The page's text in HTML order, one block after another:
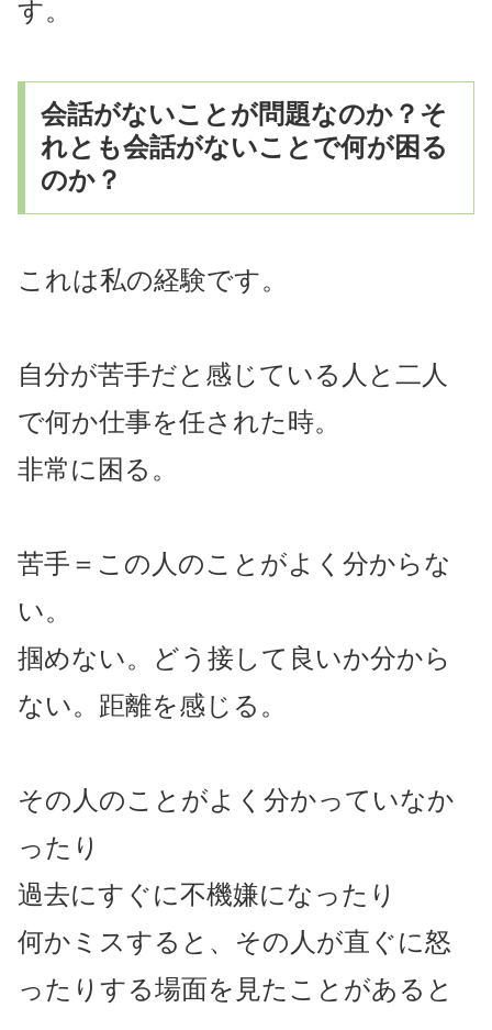
す。
会話がないことが問題なのか？そ
れとも会話がないことで何が困る
のか？
これは私の経験です。
自分が苦手だと感じている人と二人
で何か仕事を任された時。
非常に困る。
苦手＝この人のことがよく分からな
い。
掴めない。どう接して良いか分から
ない。距離を感じる。
その人のことがよく分かっていなか
ったり
過去にすぐに不機嫌になったり
何かミスすると、その人が直ぐに怒
ったりする場面を見たことがあると